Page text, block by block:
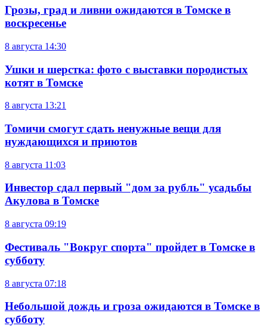
Грозы, град и ливни ожидаются в Томске в
воскресенье
8 августа 14:30
Ушки и шерстка: фото с выставки породистых
котят в Томске
8 августа 13:21
Томичи смогут сдать ненужные вещи для
нуждающихся и приютов
8 августа 11:03
Инвестор сдал первый "дом за рубль" усадьбы
Акулова в Томске
8 августа 09:19
Фестиваль "Вокруг спорта" пройдет в Томске в
субботу
8 августа 07:18
Небольшой дождь и гроза ожидаются в Томске в
субботу